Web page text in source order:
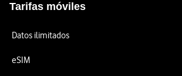
Tarifas móviles
Datos ilimitados
eSIM